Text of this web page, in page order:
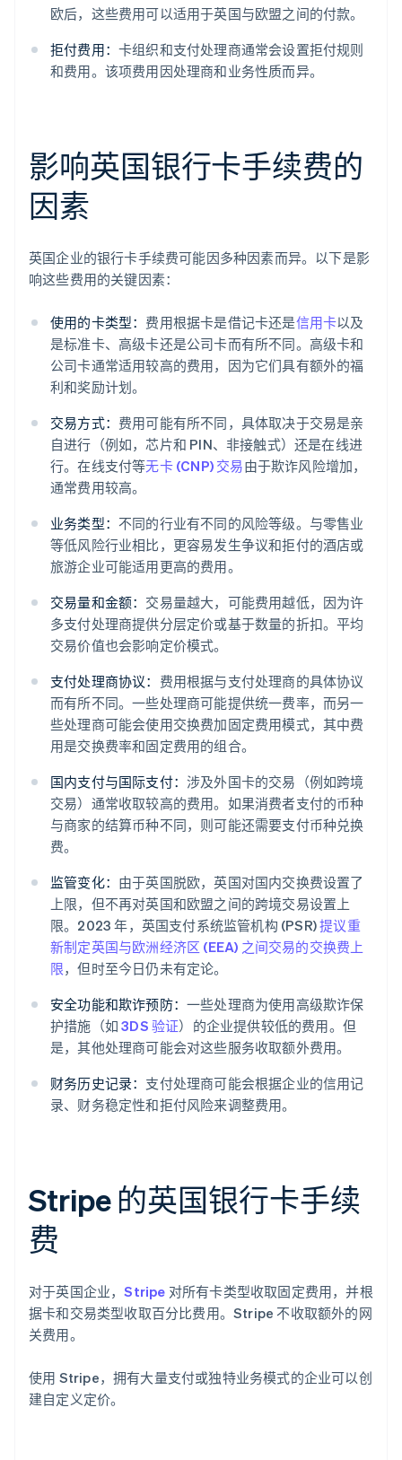
欧后，这些费用可以适用于英国与欧盟之间的付款。
拒付费用： 卡组织和支付处理商通常会设置拒付规则
和费用。该项费用因处理商和业务性质而异。
影响英国银行卡手续费的
因素
英国企业的银行卡手续费可能因多种因素而异。以下是影
响这些费用的关键因素：
使用的卡类型： 费用根据卡是借记卡还是信用卡以及
是标准卡、高级卡还是公司卡而有所不同。高级卡和
公司卡通常适用较高的费用，因为它们具有额外的福
利和奖励计划。
交易方式： 费用可能有所不同，具体取决于交易是亲
自进行（例如，芯片和 PIN、非接触式）还是在线进
行。在线支付等无卡 (CNP) 交易由于欺诈风险增加，
通常费用较高。
业务类型： 不同的行业有不同的风险等级。与零售业
等低风险行业相比，更容易发生争议和拒付的酒店或
旅游企业可能适用更高的费用。
交易量和金额： 交易量越大，可能费用越低，因为许
多支付处理商提供分层定价或基于数量的折扣。平均
交易价值也会影响定价模式。
支付处理商协议： 费用根据与支付处理商的具体协议
而有所不同。一些处理商可能提供统一费率，而另一
些处理商可能会使用交换费加固定费用模式，其中费
用是交换费率和固定费用的组合。
国内支付与国际支付： 涉及外国卡的交易（例如跨境
交易）通常收取较高的费用。如果消费者支付的币种
与商家的结算币种不同，则可能还需要支付币种兑换
费。
监管变化： 由于英国脱欧，英国对国内交换费设置了
上限，但不再对英国和欧盟之间的跨境交易设置上
限。2023 年，英国支付系统监管机构 (PSR)提议重
新制定英国与欧洲经济区 (EEA) 之间交易的交换费上
限，但时至今日仍未有定论。
安全功能和欺诈预防： 一些处理商为使用高级欺诈保
护措施（如3DS 验证）的企业提供较低的费用。但
是，其他处理商可能会对这些服务收取额外费用。
财务历史记录： 支付处理商可能会根据企业的信用记
录、财务稳定性和拒付风险来调整费用。
Stripe 的英国银行卡手续
费
对于英国企业，Stripe 对所有卡类型收取固定费用，并根
据卡和交易类型收取百分比费用。Stripe 不收取额外的网
关费用。
使用 Stripe，拥有大量支付或独特业务模式的企业可以创
建自定义定价。